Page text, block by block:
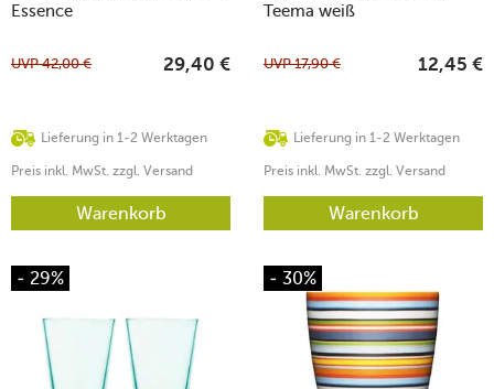
Essence
Lieferung in 1-2 Werktagen
UVP42,00 € 29,40 €
Preis inkl. MwSt. zzgl. Versand
Warenkorb
Teema weiß
Lieferung in 1-2 Werktagen
UVP17,90 € 12,45 €
Preis inkl. MwSt. zzgl. Versand
Warenkorb
- 29% - 30%